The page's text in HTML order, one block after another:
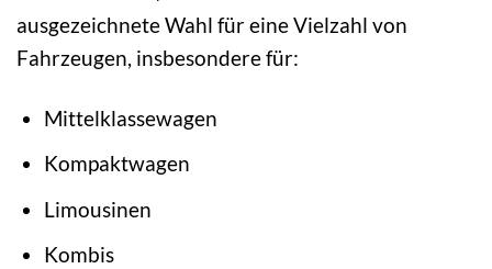
ausgezeichnete Wahl für eine Vielzahl von
Fahrzeugen, insbesondere für:
Mittelklassewagen
Kompaktwagen
Limousinen
Kombis